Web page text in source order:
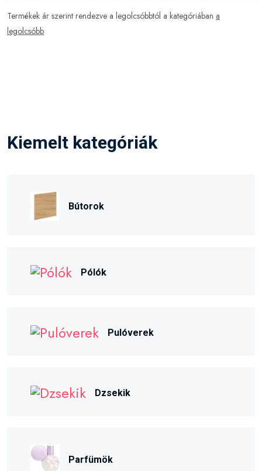
Termékek ár szerint rendezve a legolcsóbbtól a kategóriában a
legolcsóbb
Kiemelt kategóriák
Bútorok
Pólók
Pulóverek
Dzsekik
Parfümök